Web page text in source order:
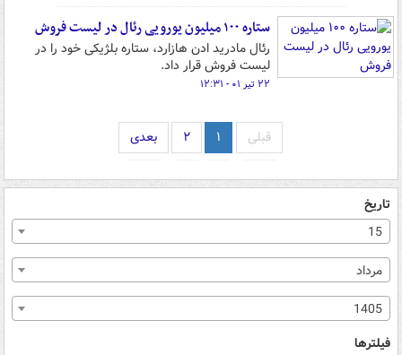
ستاره ۱۰۰ میلیون یورویی رئال در لیست فروش
رئال مادرید ادن هازارد، ستاره بلژیکی خود را در
لیست فروش قرار داد.
۲۲ تیر ۰۱ - ۱۲:۳۱
قبلی ۱ ۲ بعدی
تاریخ
15
مرداد
1405
فیلترها